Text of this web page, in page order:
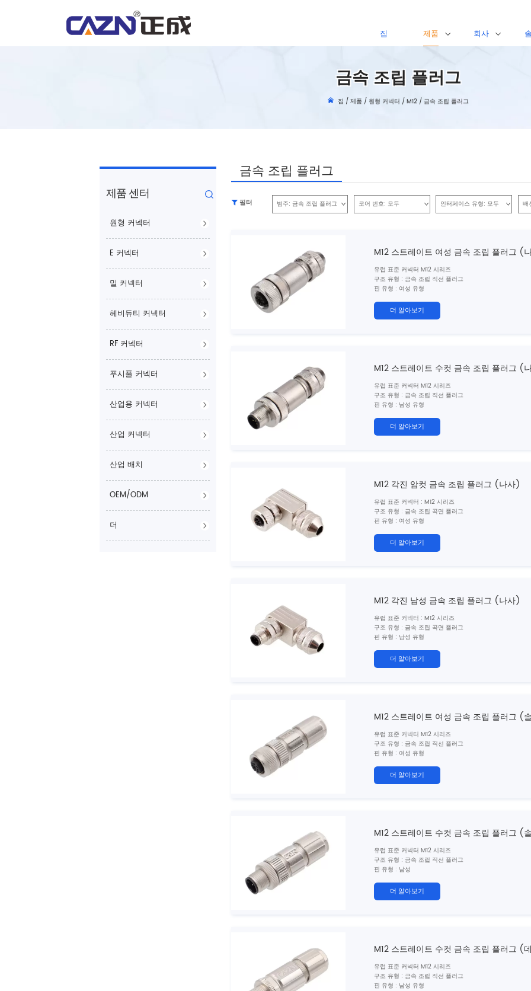
집 제품 회사
금속 조립 플러그
집 /제품/ 원형 커넥터 /M12/금속 조립 플러그
제품 센터
원형 커넥터
E 커넥터
밀 커넥터
헤비듀티 커넥터
RF 커넥터
푸시풀 커넥터
산업용 커넥터
산업 커넥터
산업 배치
OEM/ODM
더
금속 조립 플러그
필터 범주: 금속 조립 플러그 코어 번호: 모두 인터페이스 유형: 모두 배
M12 스트레이트 여성 금속 조립 플러그 (
유럽 ​​표준 커넥터 M12 시리즈
구조 유형 : 금속 조립 직선 플러그
핀 유형 : 여성 유형
연결 방법 : 나사
차폐 : 예
더 알아보기
M12 스트레이트 수컷 금속 조립 플러그 (
유럽 ​​표준 커넥터 M12 시리즈
구조 유형 : 금속 조립 직선 플러그
핀 유형 : 남성 유형
연결 방법 : 나사
방패 : 그렇습니다
더 알아보기
M12 각진 암컷 금속 조립 플러그 (나사)
유럽 ​​표준 커넥터 : M12 시리즈
구조 유형 : 금속 조립 곡면 플러그
핀 유형 : 여성 유형
연결 방법 : 나사
차폐 : 예
더 알아보기
M12 각진 남성 금속 조립 플러그 (나사)
유럽 ​​표준 커넥터 : M12 시리즈
구조 유형 : 금속 조립 곡면 플러그
핀 유형 : 남성 유형
연결 방법 : 나사
차폐 : 예
더 알아보기
M12 스트레이트 여성 금속 조립 플러그 (
유럽 ​​표준 커넥터 M12 시리즈
구조 유형 : 금속 조립 직선 플러그
핀 유형 : 여성 유형
연결 방법 : 솔더
차폐 : 예
더 알아보기
M12 스트레이트 수컷 금속 조립 플러그 (
유럽 ​​표준 커넥터 M12 시리즈
구조 유형 : 금속 조립 직선 플러그
핀 유형 : 남성
연결 방법 : 솔더
차폐 : 예
더 알아보기
M12 스트레이트 수컷 금속 조립 플러그 (
유럽 ​​표준 커넥터 M12 시리즈
구조 유형 : 금속 조립 직선 플러그
핀 유형 : 남성 유형